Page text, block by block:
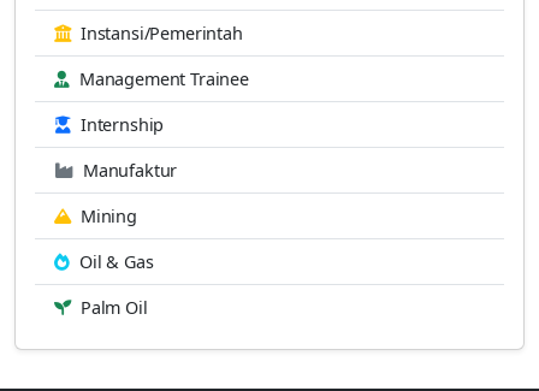
Instansi/Pemerintah
Management Trainee
Internship
Manufaktur
Mining
Oil & Gas
Palm Oil